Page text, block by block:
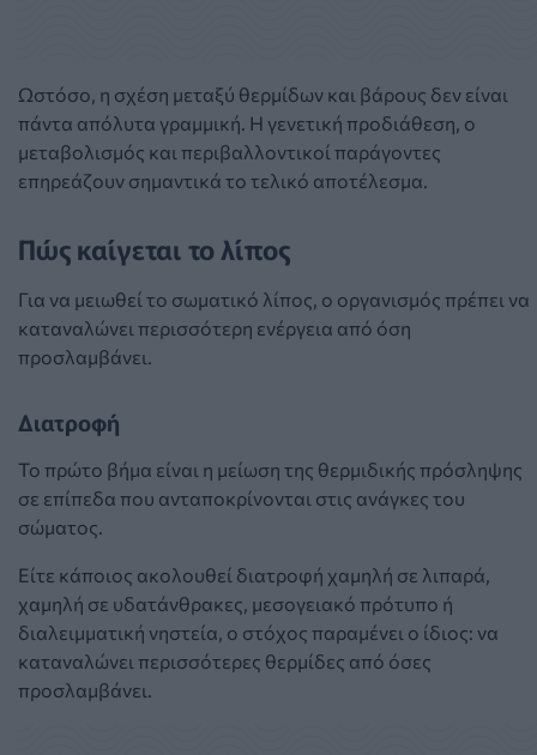
Ωστόσο, η σχέση μεταξύ θερμίδων και βάρους δεν είναι
πάντα απόλυτα γραμμική. Η γενετική προδιάθεση, ο
μεταβολισμός και περιβαλλοντικοί παράγοντες
επηρεάζουν σημαντικά το τελικό αποτέλεσμα.
Πώς καίγεται το λίπος
Για να μειωθεί το σωματικό λίπος, ο οργανισμός πρέπει να
καταναλώνει περισσότερη ενέργεια από όση
προσλαμβάνει.
Διατροφή
Το πρώτο βήμα είναι η μείωση της θερμιδικής πρόσληψης
σε επίπεδα που ανταποκρίνονται στις ανάγκες του
σώματος.
Είτε κάποιος ακολουθεί διατροφή χαμηλή σε λιπαρά,
χαμηλή σε υδατάνθρακες, μεσογειακό πρότυπο ή
διαλειμματική νηστεία, ο στόχος παραμένει ο ίδιος: να
καταναλώνει περισσότερες θερμίδες από όσες
προσλαμβάνει.